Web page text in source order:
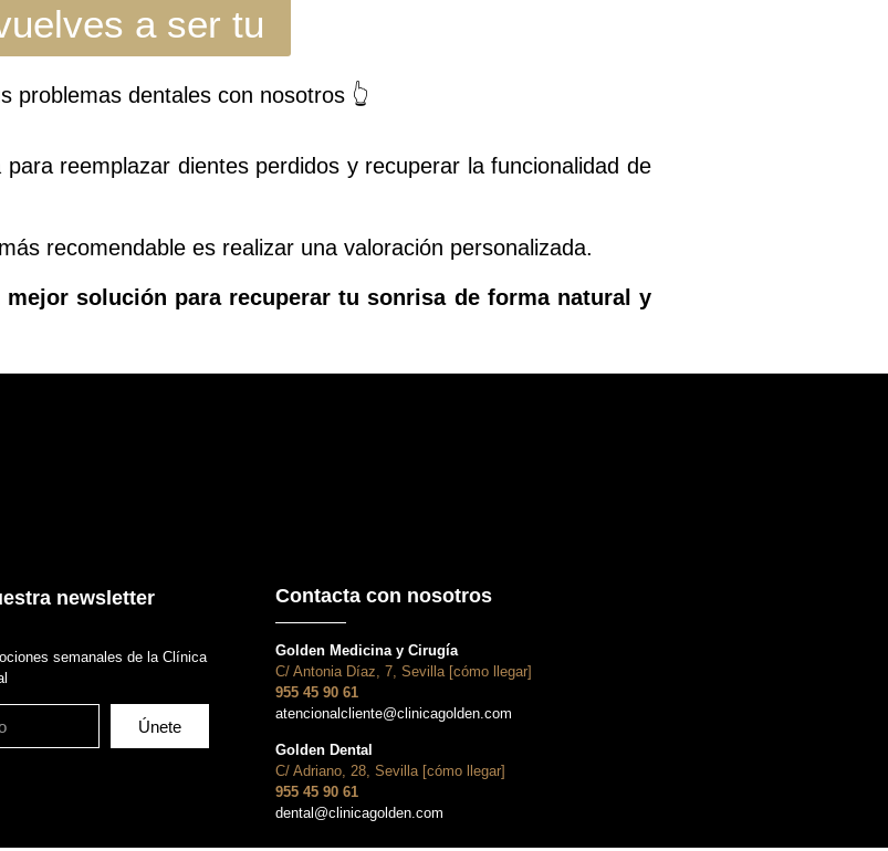
a ser tu
problemas dentales con nosotros 👆
reemplazar dientes perdidos y recuperar la funcionalidad de
recomendable es realizar una valoración personalizada.
mejor solución para recuperar tu sonrisa de forma natural y
newsletter
semanales de la Clínica
Únete
Contacta con nosotros
Golden Medicina y Cirugía
C/ Antonia Díaz, 7, Sevilla [cómo llegar]
955 45 90 61
atencionalcliente@clinicagolden.com
Golden Dental
C/ Adriano, 28, Sevilla [cómo llegar]
955 45 90 61
dental@clinicagolden.com